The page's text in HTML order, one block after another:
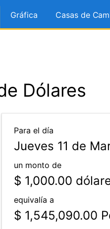
Gráfica Casas de
Dólares
Para el día
Jueves 11 de
un monto de
$ 1,000.00
equivalía a
$ 1,545,090.00